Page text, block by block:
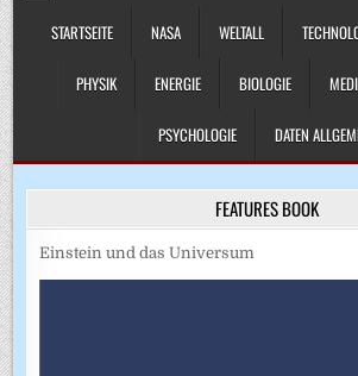
STARTSEITE
NASA WELTALL
PHYSIK ENERGIE BIOLOGIE
PSYCHOLOGIE DATEN
FEATURES BOOK
Einstein und das Universum